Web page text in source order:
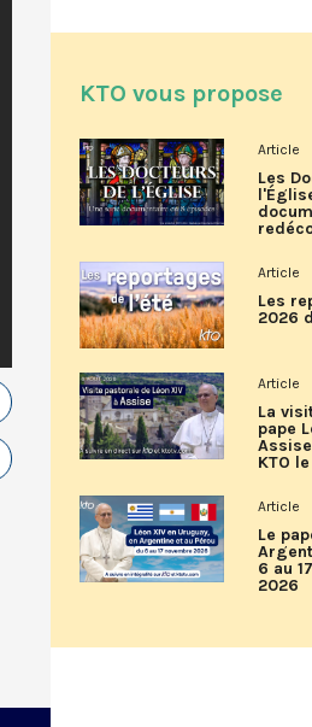
KTO vous propose
Article
Les
Article
Les
2026
Article
La
pape
KTO
Article
Le
6 au
2026